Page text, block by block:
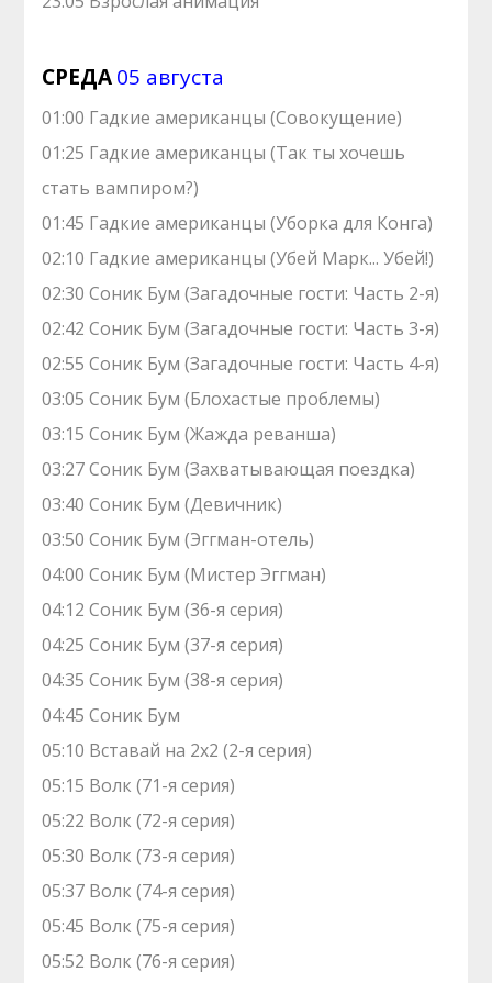
СРЕДА05 августа
01:00 Гадкие американцы (Совокущение)
01:25 Гадкие американцы (Так ты хочешь
стать вампиром?)
01:45 Гадкие американцы (Уборка для Конга)
02:10 Гадкие американцы (Убей Марк... Убей!)
02:30 Соник Бум (Загадочные гости: Часть 2-я)
02:42 Соник Бум (Загадочные гости: Часть 3-я)
02:55 Соник Бум (Загадочные гости: Часть 4-я)
03:05 Соник Бум (Блохастые проблемы)
03:15 Соник Бум (Жажда реванша)
03:27 Соник Бум (Захватывающая поездка)
03:40 Соник Бум (Девичник)
03:50 Соник Бум (Эггман-отель)
04:00 Соник Бум (Мистер Эггман)
04:12 Соник Бум (36-я серия)
04:25 Соник Бум (37-я серия)
04:35 Соник Бум (38-я серия)
04:45 Соник Бум
05:10 Вставай на 2х2 (2-я серия)
05:15 Волк (71-я серия)
05:22 Волк (72-я серия)
05:30 Волк (73-я серия)
05:37 Волк (74-я серия)
05:45 Волк (75-я серия)
05:52 Волк (76-я серия)